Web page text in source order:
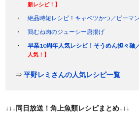
新レシピ！】
絶品時短レシピ！キャベツかつ／ピーマ
鶏むね肉のジューシー唐揚げ
早業10周年人気レシピ！そうめん担々麺
人気！】
⇒平野レミさんの人気レシピ一覧
↓↓↓同日放送！角上魚類レシピまとめ↓↓↓